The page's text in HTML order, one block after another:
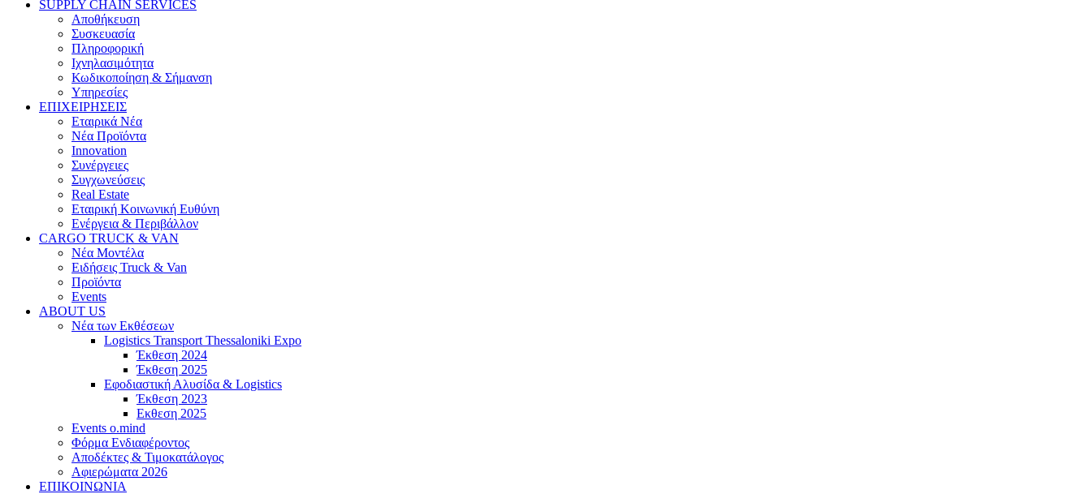
SUPPLY CHAIN SERVICES
Αποθήκευση
Συσκευασία
Πληροφορική
Ιχνηλασιμότητα
Κωδικοποίηση & Σήμανση
Υπηρεσίες
ΕΠΙΧΕΙΡΗΣΕΙΣ
Εταιρικά Νέα
Νέα Προϊόντα
Innovation
Συνέργειες
Συγχωνεύσεις
Real Estate
Εταιρική Κοινωνική Ευθύνη
Ενέργεια & Περιβάλλον
CARGO TRUCK & VAN
Νέα Μοντέλα
Ειδήσεις Truck & Van
Προϊόντα
Events
ABOUT US
Νέα των Εκθέσεων
Logistics Transport Thessaloniki Expo
Έκθεση 2024
Έκθεση 2025
Εφοδιαστική Αλυσίδα & Logistics
Έκθεση 2023
Εκθεση 2025
Events o.mind
Φόρμα Ενδιαφέροντος
Αποδέκτες & Τιμοκατάλογος
Αφιερώματα 2026
ΕΠΙΚΟΙΝΩΝΙΑ